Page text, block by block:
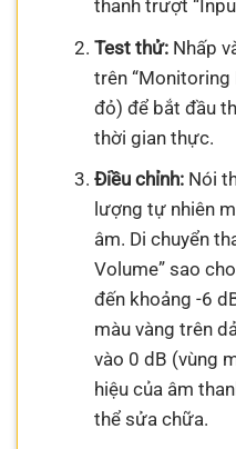
thanh trượt
Test thử:Nhấp
trên “Monitoring
đỏ) để bắt đầu
thời gian thực.
Điều chỉnh:Nói
lượng tự nhiên
âm. Di chuyển
Volume” sao
đến khoảng -6
màu vàng trên
vào 0 dB (vùng
hiệu của âm
thể sửa chữa.